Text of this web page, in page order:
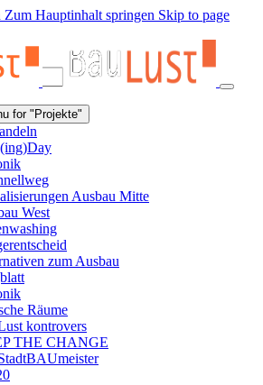
Zum Hauptinhalt springen Skip to page
for "Projekte"
Ausbau Mitte
West
zum Ausbau
Räume
kontrovers
THE CHANGE